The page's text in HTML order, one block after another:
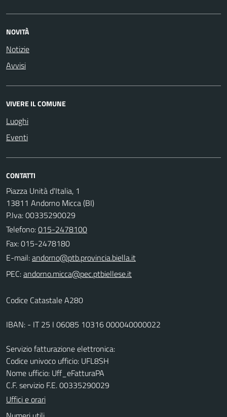
NOVITÀ
Notizie
Avvisi
VIVERE IL COMUNE
Luoghi
Eventi
CONTATTI
Piazza Unità d'Italia, 1
13811 Andorno Micca (BI)
P.Iva: 00335290029
Telefono:015-2478100
Fax: 015-2478180
E-mail:
PEC:
Codice Catastale A280
IBAN: - IT 25 I 06085 10316 000040000022
Servizio fatturazione elettronica:
Codice univoco ufficio: UFL8SH
Nome ufficio: Uff_eFatturaPA
C.F. servizio F.E. 00335290029
Uffici e orari